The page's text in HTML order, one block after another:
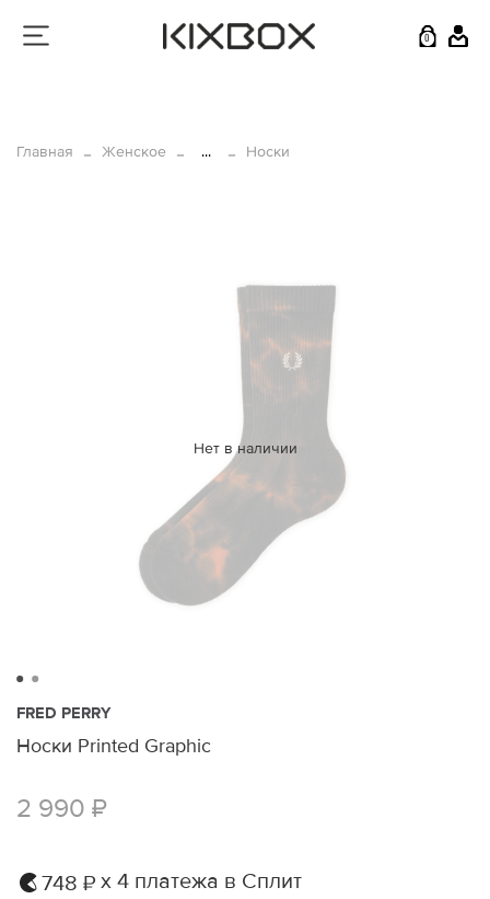
0
Главная Женское ... Носки
Нет в наличии
FRED PERRY
Носки Printed Graphic
2 990 ₽
748 ₽ х 4 платежа в Сплит